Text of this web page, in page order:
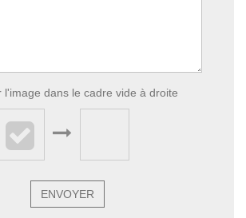
l'image dans le cadre vide à droite
ENVOYER